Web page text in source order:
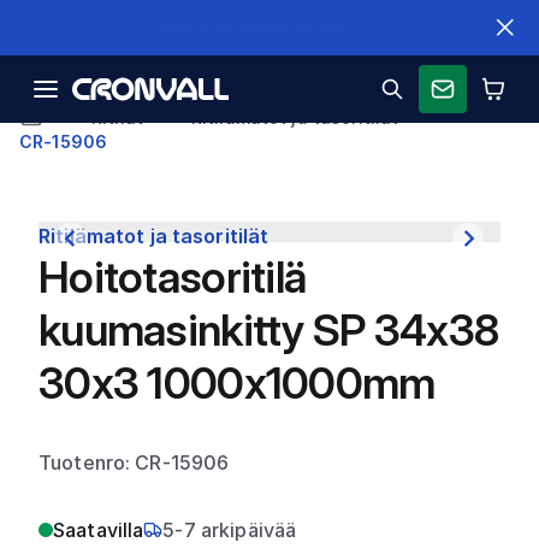
CR-15906
Ritilämatot ja tasoritilät
Hoitotasoritilä
kuumasinkitty SP 34x38
30x3 1000x1000mm
Tuotenro: CR-15906
Saatavilla 5-7 arkipäivää